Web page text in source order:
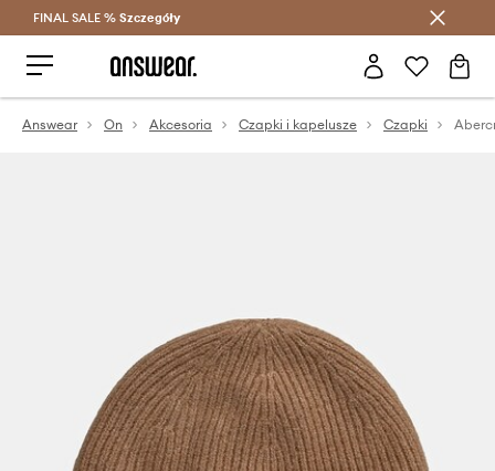
Oszczędzaj z Answear Club >
FINAL SALE % Szczegóły
Answear On Akcesoria Czapki i kapelusze Czapki